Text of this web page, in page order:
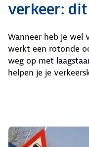
verkeer:
Wanneer heb je wel
werkt een rotonde
weg op met
helpen je je